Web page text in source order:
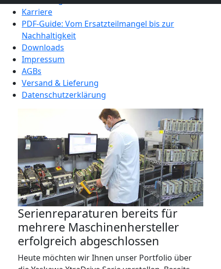
Karriere
PDF-Guide: Vom Ersatzteilmangel bis zur
Nachhaltigkeit
Downloads
Impressum
AGBs
Versand & Lieferung
Datenschutzerklärung
Serienreparaturen bereits für
mehrere Maschinenhersteller
erfolgreich abgeschlossen
Heute möchten wir Ihnen unser Portfolio über